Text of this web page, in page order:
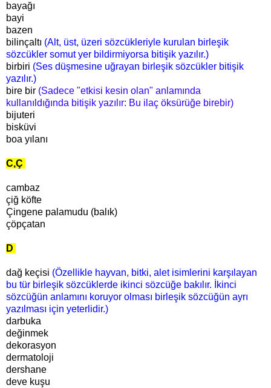
bayağı
bayi
bazen
bilinçaltı (Alt, üst, üzeri sözcükleriyle kurulan birleşik
sözcükler somut yer bildirmiyorsa bitişik yazılır.)
birbiri (Ses düşmesine uğrayan birleşik sözcükler bitişik
yazılır.)
bire bir (Sadece "etkisi kesin olan" anlamında
kullanıldığında bitişik yazılır: Bu ilaç öksürüğe birebir)
bijuteri
bisküvi
boa yılanı
C,Ç
cambaz
çiğ köfte
Çingene palamudu (balık)
çöpçatan
D
dağ keçisi (Özellikle hayvan, bitki, alet isimlerini karşılayan
bu tür birleşik sözcüklerde ikinci sözcüğe bakılır. İkinci
sözcüğün anlamını koruyor olması birleşik sözcüğün ayrı
yazılması için yeterlidir.)
darbuka
değinmek
dekorasyon
dermatoloji
dershane
deve kuşu